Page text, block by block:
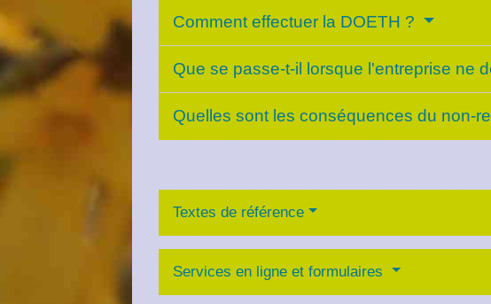
Comment effectuer la DOETH ?
Que se passe-t-il lorsque l'entreprise ne
Quelles sont les conséquences du non-
Textes de référence
Services en ligne et formulaires